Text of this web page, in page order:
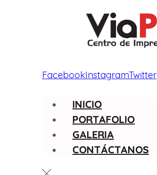
FacebookInstagramTwitter
INICIO
PORTAFOLIO
GALERIA
CONTÁCTANOS